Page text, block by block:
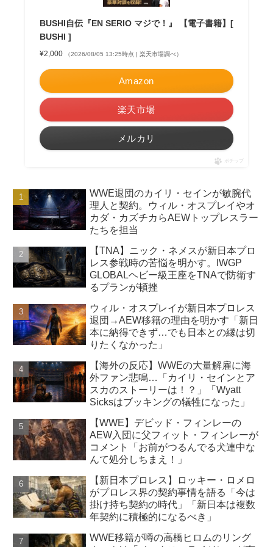
BUSHI自伝『EN SERIO マジで！』 【電子書籍】[
BUSHI ]
¥2,000 （2026/08/05 13:25時点 | 楽天市場調べ）
Amazon
楽天市場
メルカリ
ポチップ
WWE退団のカイリ・セインが敏腕代
理人と契約。ウィル・オスプレイやオ
カダ・カズチカらAEWトップレスラー
たちを担当
【TNA】ニック・ネメスが新日本プロ
レス参戦時の苦悩を明かす。IWGP
GLOBALヘビー級王座をTNAで防衛す
るプランが頓挫
ウィル・オスプレイが新日本プロレス
退団→AEW移籍の理由を明かす「新日
本に納得できず…でも日本との縁は切
りたくなかった」
【海外の反応】WWEの大量解雇に海
外ファン悲鳴…「カイリ・セインとア
スカのストーリーは！？」「Wyatt
Sicksはブッキングの犠牲になった」
【WWE】デビッド・フィンレーの
AEW入団に父フィット・フィンレーが
コメント「お前がつるんでる犬連中な
んて処分しちまえ！」
【新日本プロレス】ロッキー・ロメロ
がプロレス界の契約事情を語る「今は
掛け持ち契約の時代」「新日本は複数
年契約に積極的になるべき」
WWE移籍が噂の高橋ヒロムのリング